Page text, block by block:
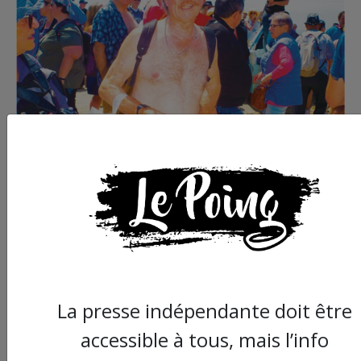
Commander le dernier numéro papier du
Voir tous les numéros papier
La presse indépendante doit être
accessible à tous, mais l’info